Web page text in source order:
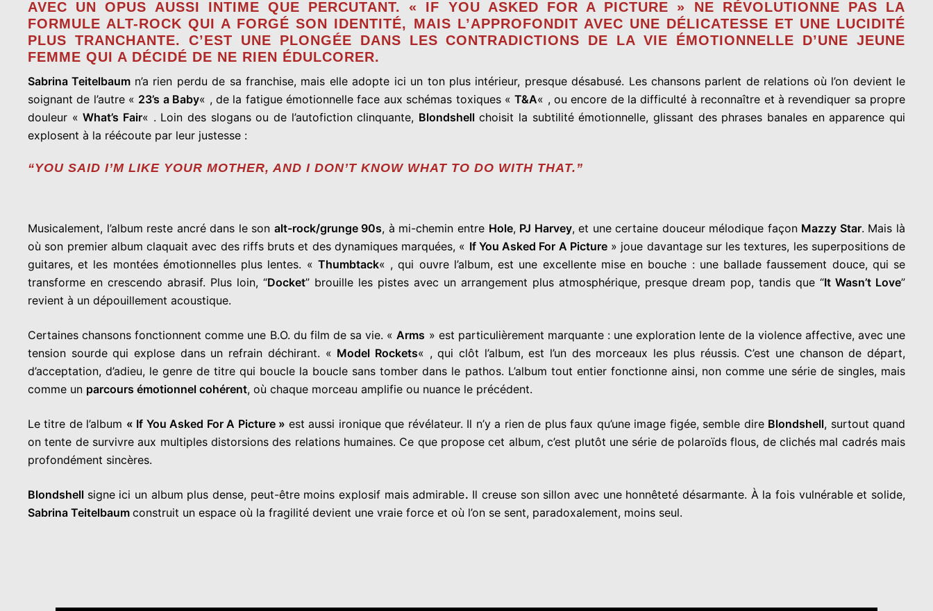
AVEC UN OPUS AUSSI INTIME QUE PERCUTANT. « IF YOU ASKED FOR A PICTURE » NE RÉVOLUTIONNE PAS LA
FORMULE ALT-ROCK QUI A FORGÉ SON IDENTITÉ, MAIS L’APPROFONDIT AVEC UNE DÉLICATESSE ET UNE LUCIDITÉ
PLUS TRANCHANTE. C’EST UNE PLONGÉE DANS LES CONTRADICTIONS DE LA VIE ÉMOTIONNELLE D’UNE JEUNE
FEMME QUI A DÉCIDÉ DE NE RIEN ÉDULCORER.
Sabrina Teitelbaum n’a rien perdu de sa franchise, mais elle adopte ici un ton plus intérieur, presque désabusé. Les chansons parlent de relations où l’on devient le
soignant de l’autre « 23’s a Baby« , de la fatigue émotionnelle face aux schémas toxiques «T&A« , ou encore de la difficulté à reconnaître et à revendiquer sa propre
douleur «What’s Fair« . Loin des slogans ou de l’autofiction clinquante, Blondshellchoisit la subtilité émotionnelle, glissant des phrases banales en apparence qui
explosent à la réécoute par leur justesse :
“YOU SAID I’M LIKE YOUR MOTHER, AND I DON’T KNOW WHAT TO DO WITH THAT.”
Musicalement, l’album reste ancré dans le son alt-rock/grunge 90s, à mi-chemin entre Hole, PJ Harvey, et une certaine douceur mélodique façon Mazzy Star. Mais là
où son premier album claquait avec des riffs bruts et des dynamiques marquées, « If You Asked For A Picture» joue davantage sur les textures, les superpositions de
guitares, et les montées émotionnelles plus lentes. « Thumbtack« , qui ouvre l’album, est une excellente mise en bouche : une ballade faussement douce, qui se
transforme en crescendo abrasif. Plus loin, “Docket” brouille les pistes avec un arrangement plus atmosphérique, presque dream pop, tandis que “It Wasn’t Love”
revient à un dépouillement acoustique.
Certaines chansons fonctionnent comme une B.O. du film de sa vie. «Arms » est particulièrement marquante : une exploration lente de la violence affective, avec une
tension sourde qui explose dans un refrain déchirant. « Model Rockets« , qui clôt l’album, est l’un des morceaux les plus réussis. C’est une chanson de départ,
d’acceptation, d’adieu, le genre de titre qui boucle la boucle sans tomber dans le pathos. L’album tout entier fonctionne ainsi, non comme une série de singles, mais
comme un parcours émotionnel cohérent, où chaque morceau amplifie ou nuance le précédent.
Le titre de l’album « If You Asked For A Picture » est aussi ironique que révélateur. Il n’y a rien de plus faux qu’une image figée, semble dire Blondshell, surtout quand
on tente de survivre aux multiples distorsions des relations humaines. Ce que propose cet album, c’est plutôt une série de polaroïds flous, de clichés mal cadrés mais
profondément sincères.
Blondshell signe ici un album plus dense, peut-être moins explosif mais admirable. Il creuse son sillon avec une honnêteté désarmante. À la fois vulnérable et solide,
Sabrina Teitelbaum construit un espace où la fragilité devient une vraie force et où l’on se sent, paradoxalement, moins seul.